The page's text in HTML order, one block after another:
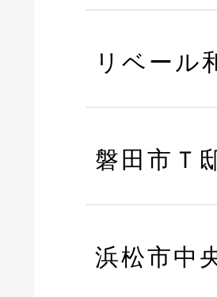
リベール
磐田市Ｔ
浜松市中